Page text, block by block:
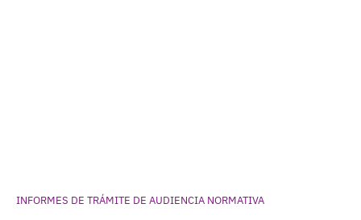
INFORMES DE TRÁMITE DE AUDIENCIA NORMATIVA